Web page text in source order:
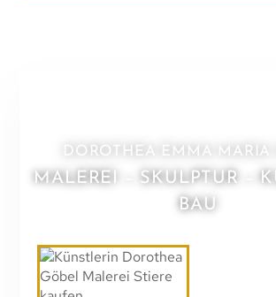
DOROTHEA EMMA MARIA
MALEREI – SKULPTUR –
BAU